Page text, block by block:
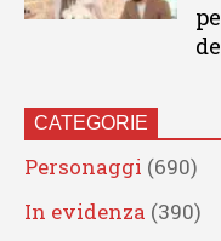
CATEGORIE
Personaggi (690)
In evidenza (390)